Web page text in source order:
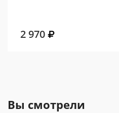
2 970
Вы смотрели